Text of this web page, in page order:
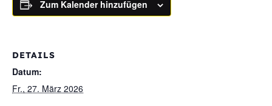
Zum Kalender hinzufügen
DETAILS
Datum:
Fr., 27. März 2026